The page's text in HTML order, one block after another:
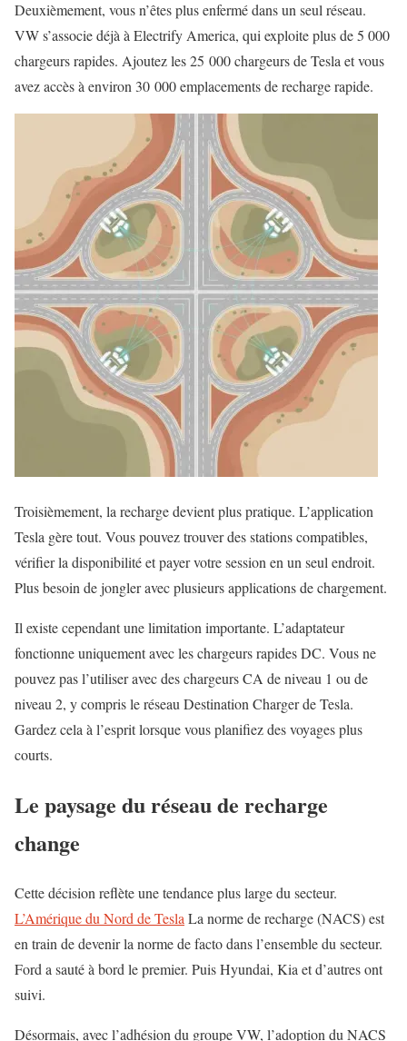
Deuxièmement, vous n’êtes plus enfermé dans un seul réseau.
VW s’associe déjà à Electrify America, qui exploite plus de 5 000
chargeurs rapides. Ajoutez les 25 000 chargeurs de Tesla et vous
avez accès à environ 30 000 emplacements de recharge rapide.
Troisièmement, la recharge devient plus pratique. L’application
Tesla gère tout. Vous pouvez trouver des stations compatibles,
vérifier la disponibilité et payer votre session en un seul endroit.
Plus besoin de jongler avec plusieurs applications de chargement.
Il existe cependant une limitation importante. L’adaptateur
fonctionne uniquement avec les chargeurs rapides DC. Vous ne
pouvez pas l’utiliser avec des chargeurs CA de niveau 1 ou de
niveau 2, y compris le réseau Destination Charger de Tesla.
Gardez cela à l’esprit lorsque vous planifiez des voyages plus
courts.
Le paysage du réseau de recharge
change
Cette décision reflète une tendance plus large du secteur.
L’Amérique du Nord de Tesla La norme de recharge (NACS) est
en train de devenir la norme de facto dans l’ensemble du secteur.
Ford a sauté à bord le premier. Puis Hyundai, Kia et d’autres ont
suivi.
Désormais, avec l’adhésion du groupe VW, l’adoption du NACS